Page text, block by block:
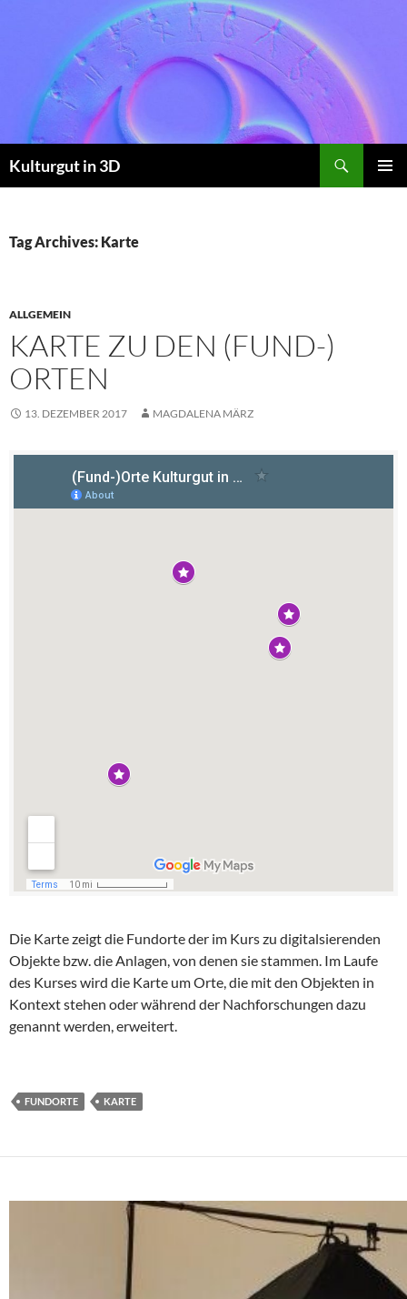
Kulturgut in 3D
Tag Archives: Karte
ALLGEMEIN
KARTE ZU DEN (FUND-)
ORTEN
13. DEZEMBER 2017 MAGDALENA MÄRZ
Die Karte zeigt die Fundorte der im Kurs zu digitalsierenden
Objekte bzw. die Anlagen, von denen sie stammen. Im Laufe
des Kurses wird die Karte um Orte, die mit den Objekten in
Kontext stehen oder während der Nachforschungen dazu
genannt werden, erweitert.
FUNDORTE KARTE